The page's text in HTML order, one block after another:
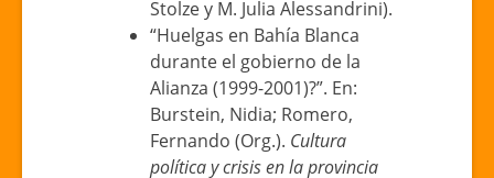
Stolze y M. Julia Alessandrini).
“Huelgas en Bahía Blanca
durante el gobierno de la
Alianza (1999-2001)?”. En:
Burstein, Nidia; Romero,
Fernando (Org.). Cultura
política y crisis en la provincia